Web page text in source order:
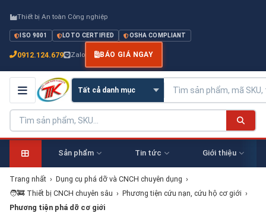
Thiết bị An toàn Công nghiệp
ISO 9001 LOTO CERTIFIED OSHA COMPLIANT
0912.124.679 Zalo BÁO GIÁ NGAY
Sản phẩm Tin tức Giới thiệu
Trang nhất › Dụng cụ phá dỡ và CNCH chuyên dụng ›
🧑‍🚒 Thiết bị CNCH chuyên sâu › Phương tiện cứu nạn, cứu hộ cơ giới ›
Phương tiện phá dỡ cơ giới